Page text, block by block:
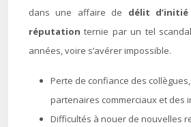
dans une affaire de délit d’initié
réputationternie par un tel
années, voire s’avérer impossible.
Perte de confiance des
partenaires commerciaux et des
Difficultés à nouer de nouvelles